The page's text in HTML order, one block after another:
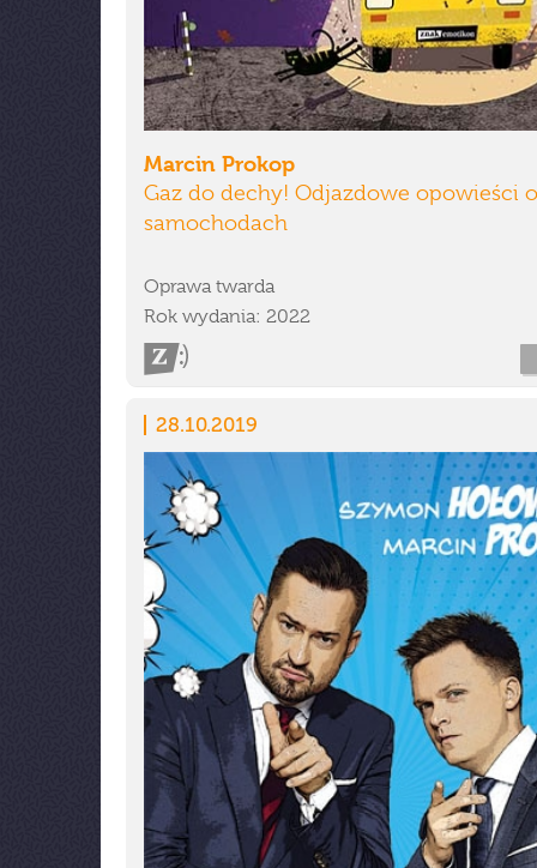
Marcin Prokop
Gaz do dechy! Odjazdowe opowieści o
samochodach
Oprawa twarda
Rok wydania: 2022
28.10.2019